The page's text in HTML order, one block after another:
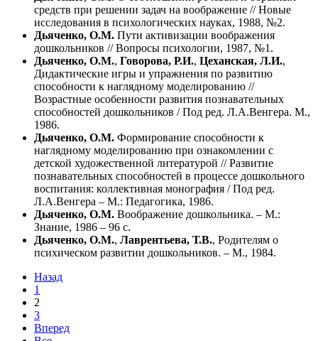
средств при решении задач на воображение // Новые
исследования в психологических науках, 1988, №2.
Дьяченко, О.М. Пути активизации воображения
дошкольников // Вопросы психологии, 1987, №1.
Дьяченко, О.М., Говорова, Р.И., Цеханская, Л.И.,
Дидактические игры и упражнения по развитию
способности к наглядному моделированию //
Возрастные особенности развития познавательных
способностей дошкольников / Под ред. Л.А.Венгера. М.,
1986.
Дьяченко, О.М. Формирование способности к
наглядному моделированию при ознакомлении с
детской художественной литературой // Развитие
познавательных способностей в процессе дошкольного
воспитания: коллективная монография / Под ред.
Л.А.Венгера – М.: Педагогика, 1986.
Дьяченко, О.М. Воображение дошкольника. – М.:
Знание, 1986 – 96 с.
Дьяченко, О.М., Лаврентьева, Т.В., Родителям о
психическом развитии дошкольников. – М., 1984.
Назад
1
2
3
Вперед